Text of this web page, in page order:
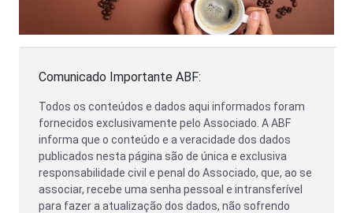
Comunicado Importante ABF:
Todos os conteúdos e dados aqui informados foram
fornecidos exclusivamente pelo Associado. A ABF
informa que o conteúdo e a veracidade dos dados
publicados nesta página são de única e exclusiva
responsabilidade civil e penal do Associado, que, ao se
associar, recebe uma senha pessoal e intransferível
para fazer a atualização dos dados, não sofrendo